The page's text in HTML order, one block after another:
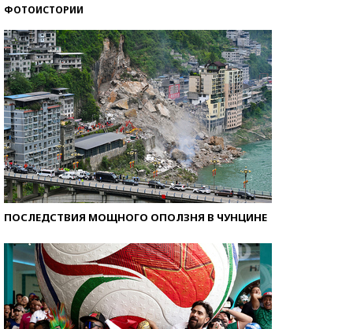
ФОТОИСТОРИИ
ПОСЛЕДСТВИЯ МОЩНОГО ОПОЛЗНЯ В ЧУНЦИНЕ